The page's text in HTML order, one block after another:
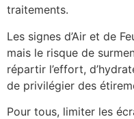
traitements.
Les signes d’Air et de
mais le risque de
répartir l’effort,
de privilégier des
Pour tous, limiter les